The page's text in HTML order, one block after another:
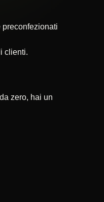
clienti.
zero, hai un